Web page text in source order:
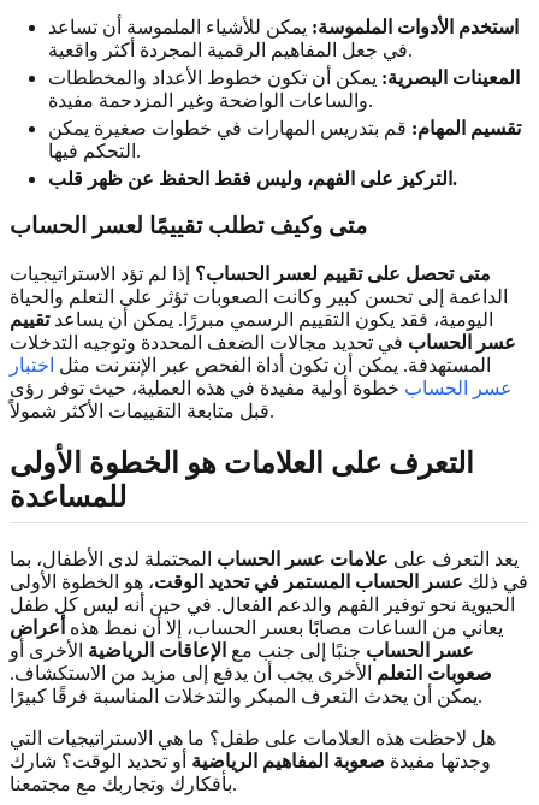
استخدم الأدوات الملموسة: يمكن للأشياء الملموسة أن تساعد
في جعل المفاهيم الرقمية المجردة أكثر واقعية.
المعينات البصرية: يمكن أن تكون خطوط الأعداد والمخططات
والساعات الواضحة وغير المزدحمة مفيدة.
تقسيم المهام: قم بتدريس المهارات في خطوات صغيرة يمكن
التحكم فيها.
التركيز على الفهم، وليس فقط الحفظ عن ظهر قلب.
متى وكيف تطلب تقييمًا لعسر الحساب
متى تحصل على تقييم لعسر الحساب؟ إذا لم تؤد الاستراتيجيات
الداعمة إلى تحسن كبير وكانت الصعوبات تؤثر على التعلم والحياة
اليومية، فقد يكون التقييم الرسمي مبررًا. يمكن أن يساعدتقييم
عسر الحساب في تحديد مجالات الضعف المحددة وتوجيه التدخلات
المستهدفة. يمكن أن تكون أداة الفحص عبر الإنترنت مثل اختبار
عسر الحساب خطوة أولية مفيدة في هذه العملية، حيث توفر رؤى
قبل متابعة التقييمات الأكثر شمولاً.
التعرف على العلامات هو الخطوة الأولى
للمساعدة
يعد التعرف على علامات عسر الحساب المحتملة لدى الأطفال، بما
في ذلك عسر الحساب المستمر في تحديد الوقت، هو الخطوة الأولى
الحيوية نحو توفير الفهم والدعم الفعال. في حين أنه ليس كل طفل
يعاني من الساعات مصابًا بعسر الحساب، إلا أن نمط هذه أعراض
عسر الحساب جنبًا إلى جنب مع الإعاقات الرياضية الأخرى أو
صعوبات التعلم الأخرى يجب أن يدفع إلى مزيد من الاستكشاف.
يمكن أن يحدث التعرف المبكر والتدخلات المناسبة فرقًا كبيرًا.
هل لاحظت هذه العلامات على طفل؟ ما هي الاستراتيجيات التي
وجدتها مفيدة صعوبة المفاهيم الرياضية أو تحديد الوقت؟ شارك
بأفكارك وتجاربك مع مجتمعنا.